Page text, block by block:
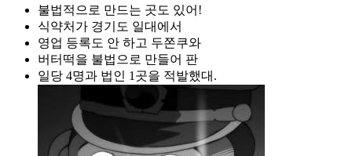
불법적으로 만드는 곳도 있어!
식약처가 경기도 일대에서
영업 등록도 안 하고 두쫀쿠와
버터떡을 불법으로 만들어 판
일당 4명과 법인 1곳을 적발했대.